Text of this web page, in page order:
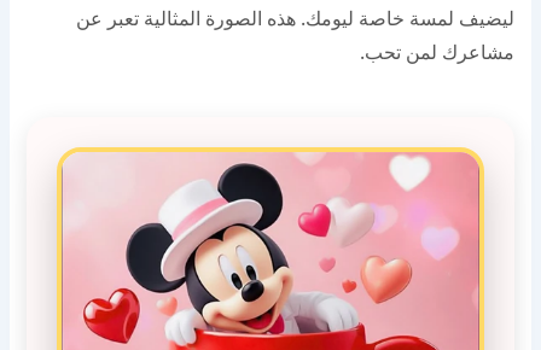
ليضيف لمسة خاصة ليومك. هذه الصورة المثالية تعبر عن
مشاعرك لمن تحب.